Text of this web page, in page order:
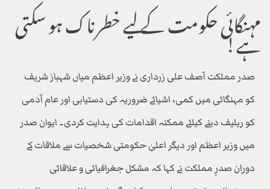
مہنگائی حکومت کے لیے خطرناک ہو سکتی
ہے!
صدر مملکت آصف علی زرداری نے وزیر اعظم میاں شہباز شریف
کو مہنگائی میں کمی، اشیائے ضروریہ کی دستیابی اور عام آدمی
کو ریلیف دینے کیلئے ممکنہ اقدامات کی ہدایت کردی۔ ایوان صدر
میں وزیر اعظم اور دیگر اعلیٰ حکومتی شخصیات سے ملاقات کے
دوران صدرِ مملکت نے کہا کہ مشکل جغرافیائی و علاقائی